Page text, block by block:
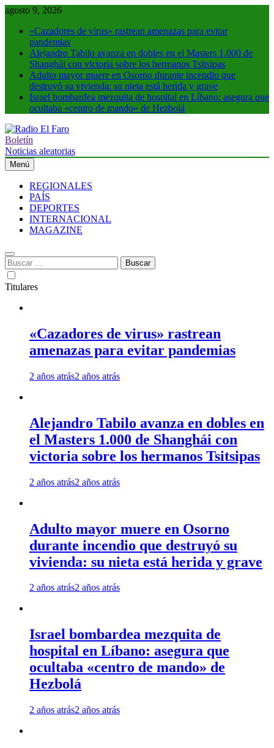
Saltar
contenido
agosto 9, 2026
«Cazadores de virus» rastrean amenazas para evitar
pandemias
Alejandro Tabilo avanza en dobles en el Masters 1.000 de
Shanghái con victoria sobre los hermanos Tsitsipas
Adulto mayor muere en Osorno durante incendio que
destruyó su vivienda: su nieta está herida y grave
Israel bombardea mezquita de hospital en Líbano: asegura que
ocultaba «centro de mando» de Hezbolá
Radio El Faro
Noticias y más
Boletín
Noticias aleatorias
Menú
REGIONALES
PAÍS
DEPORTES
INTERNACIONAL
MAGAZINE
Buscar:
Titulares
«Cazadores de virus» rastrean
amenazas para evitar pandemias
2 años atrás2 años atrás
Alejandro Tabilo avanza en dobles en
el Masters 1.000 de Shanghái con
victoria sobre los hermanos Tsitsipas
2 años atrás2 años atrás
Adulto mayor muere en Osorno
durante incendio que destruyó su
vivienda: su nieta está herida y grave
2 años atrás2 años atrás
Israel bombardea mezquita de
hospital en Líbano: asegura que
ocultaba «centro de mando» de
Hezbolá
2 años atrás2 años atrás